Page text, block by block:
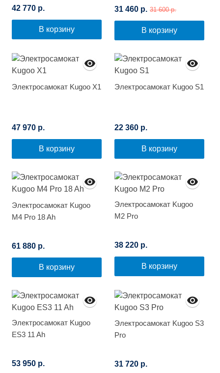
42 770 р.
В корзину
31 460 р. 31 600 р.
В корзину
Электросамокат Kugoo X1
47 970 р.
В корзину
Электросамокат Kugoo S1
22 360 р.
В корзину
Электросамокат Kugoo
M4 Pro 18 Ah
61 880 р.
В корзину
Электросамокат Kugoo
M2 Pro
38 220 р.
В корзину
Электросамокат Kugoo
ES3 11 Ah
53 950 р.
Электросамокат Kugoo S3
Pro
31 720 р.